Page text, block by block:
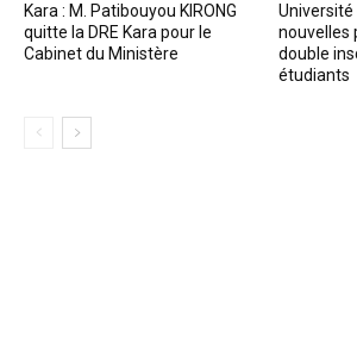
Kara : M. Patibouyou KIRONG
quitte la DRE Kara pour le
Cabinet du Ministère
Université
nouvelles
double
étudiants